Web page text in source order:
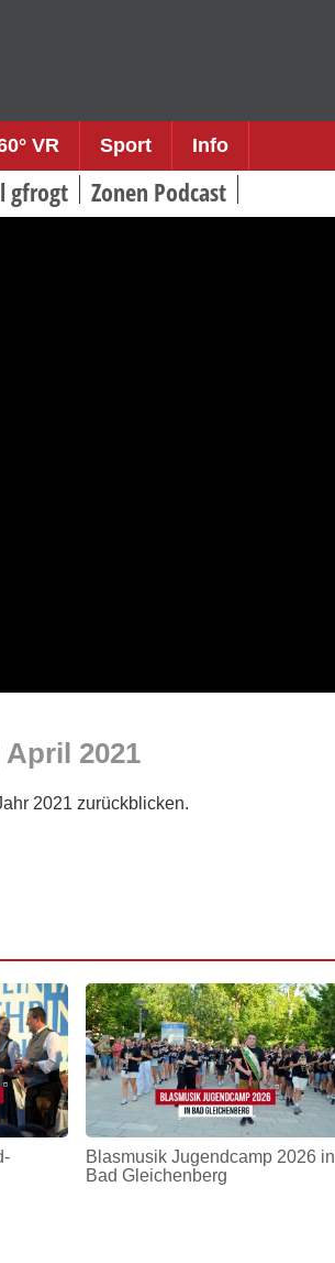
VR Sport Info
gfrogt Zonen Podcast
2021
2021 zurückblicken.
Blasmusik Jugendcamp 2026 in
Bad Gleichenberg